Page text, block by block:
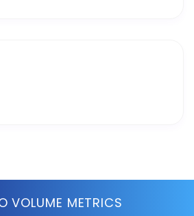
VOLUME METRICS